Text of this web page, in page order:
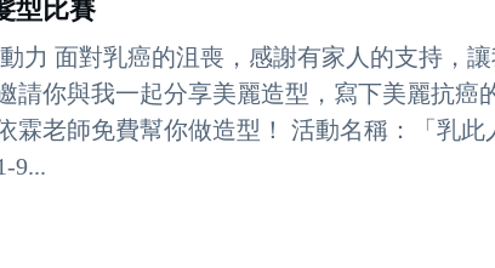
型比賽
力 面對乳癌的沮喪，感謝有家人的支持，
請你與我一起分享美麗造型，寫下美麗抗癌
霖老師免費幫你做造型！ 活動名稱：「乳此
9...